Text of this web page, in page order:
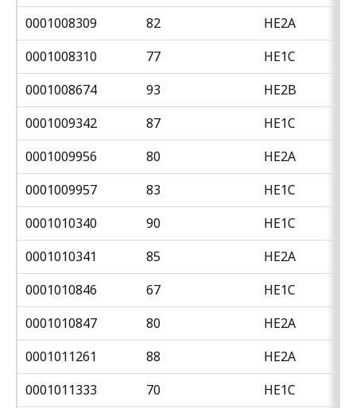
0001008309
82
HE2A
0001008310
77
HE1C
0001008674
93
HE2B
0001009342
87
HE1C
0001009956
80
HE2A
0001009957
83
HE1C
0001010340
90
HE1C
0001010341
85
HE2A
0001010846
67
HE1C
0001010847
80
HE2A
0001011261
88
HE2A
0001011333
70
HE1C